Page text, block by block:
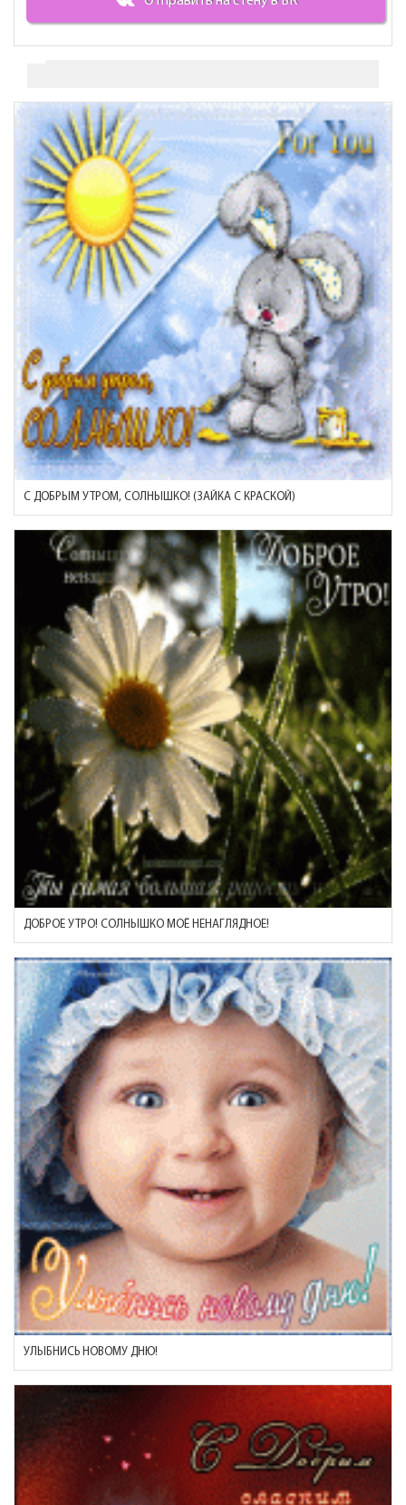
С ДОБРЫМ УТРОМ, СОЛНЫШКО! (ЗАЙКА С КРАСКОЙ)
ДОБРОЕ УТРО! СОЛНЫШКО МОЁ НЕНАГЛЯДНОЕ!
УЛЫБНИСЬ НОВОМУ ДНЮ!